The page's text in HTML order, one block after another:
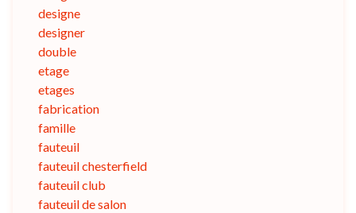
designe
designer
double
etage
etages
fabrication
famille
fauteuil
fauteuil chesterfield
fauteuil club
fauteuil de salon